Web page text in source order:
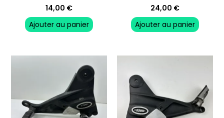
14,00 €
Ajouter au panier
24,00 €
Ajouter au panier